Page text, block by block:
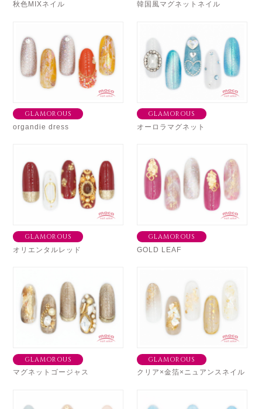
秋色MIXネイル 韓国風マグネットネイル
GLAMOROUS
organdie dress
GLAMOROUS
オーロラマグネット
GLAMOROUS
オリエンタルレッド
GLAMOROUS
GOLD LEAF
GLAMOROUS
マグネットゴージャス
GLAMOROUS
クリア×金箔×ニュアンスネイル